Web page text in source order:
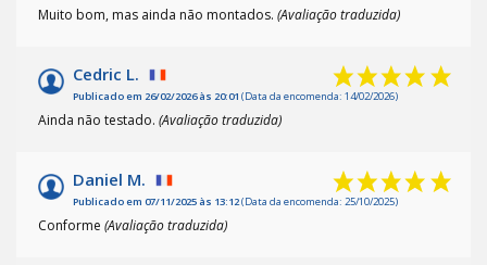
Muito bom, mas ainda não montados. (Avaliação traduzida)
Cedric L.
Publicado em 26/02/2026 às 20:01 (Data da encomenda: 14/02/2026)
Ainda não testado. (Avaliação traduzida)
Daniel M.
Publicado em 07/11/2025 às 13:12(Data da encomenda: 25/10/2025)
Conforme (Avaliação traduzida)